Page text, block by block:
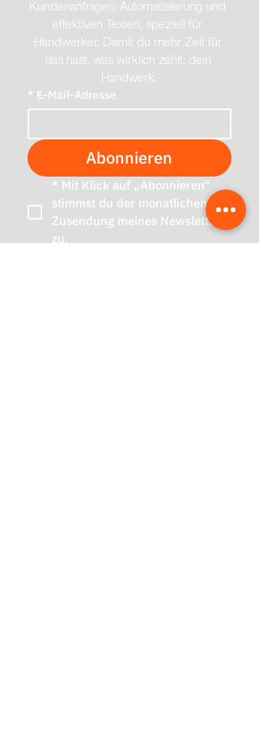
Kundenanfragen-Automatisierung und
effektiven Texten, speziell für
Handwerker. Damit du mehr Zeit für
das hast, was wirklich zählt: dein
Handwerk.
* E-Mail-Adresse
Abonnieren
* Mit Klick auf „Abonnieren“
stimmst du der monatlichen
Zusendung meines Newsletters
zu.